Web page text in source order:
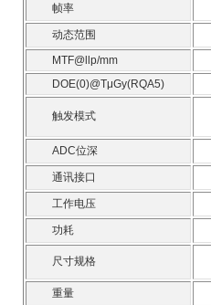
帧率
动态范围
MTF@llp/mm
DOE(0)@TμGy(RQA5)
触发模式
ADC位深
通讯接口
工作电压
功耗
尺寸规格
重量